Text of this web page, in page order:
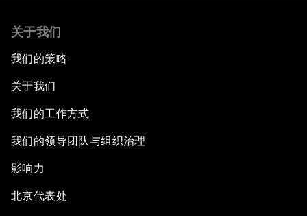
关于我们
我们的策略
关于我们
我们的工作方式
我们的领导团队与组织治理
影响力
北京代表处